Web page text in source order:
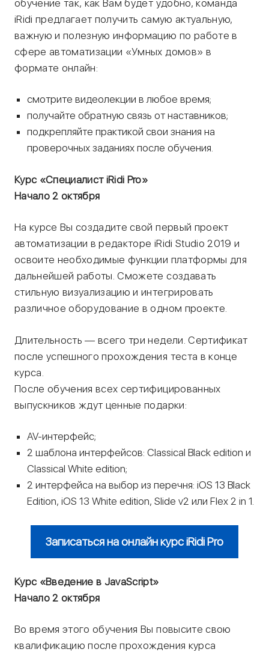
обучение так, как Вам будет удобно, команда
iRidi предлагает получить самую актуальную,
важную и полезную информацию по работе в
сфере автоматизации «Умных домов» в
формате онлайн:
смотрите видеолекции в любое время;
получайте обратную связь от наставников;
подкрепляйте практикой свои знания на
проверочных заданиях после обучения.
Курс «Специалист iRidi Pro»
Начало 2 октября
На курсе Вы создадите свой первый проект
автоматизации в редакторе iRidi Studio 2019 и
освоите необходимые функции платформы для
дальнейшей работы. Сможете создавать
стильную визуализацию и интегрировать
различное оборудование в одном проекте.
Длительность — всего три недели. Сертификат
после успешного прохождения теста в конце
курса.
После обучения всех сертифицированных
выпускников ждут ценные подарки:
AV-интерфейс;
2 шаблона интерфейсов: Classical Black edition и
Classical White edition;
2 интерфейса на выбор из перечня: iOS 13 Black
Edition, iOS 13 White edition, Slide v2 или Flex 2 in 1.
Записаться на онлайн курс iRidi Pro
Курс «Введение в JavaScript»
Начало 2 октября
Во время этого обучения Вы повысите свою
квалификацию после прохождения курса